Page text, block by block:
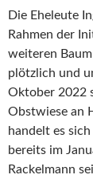
Die Eheleute
Rahmen der
weiteren
plötzlich und
Oktober 2022
Obstwiese an
handelt es
bereits im
Rackelmann